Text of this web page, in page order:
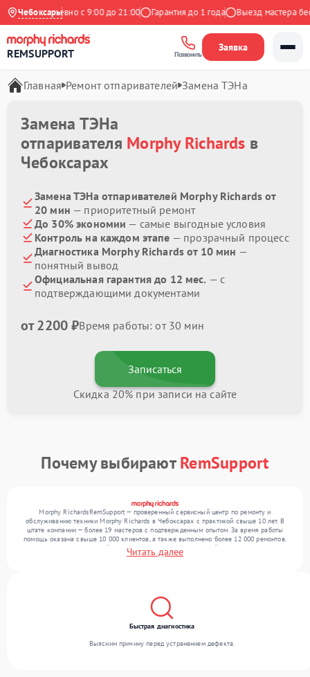
Чебоксары
Ежедневно с 9:00 до 21:00 Гарантия до 1 года Выезд мастера
REMSUPPORT Позвонить
Заявка
Главная Ремонт отпаривателей Замена ТЭНа
Замена ТЭНа
отпаривателя Morphy Richards в
Чебоксарах
Замена ТЭНа отпаривателей Morphy Richards от
20 мин — приоритетный ремонт
До 30% экономии — самые выгодные условия
Контроль на каждом этапе — прозрачный процесс
Диагностика Morphy Richards от 10 мин —
понятный вывод
Официальная гарантия до 12 мес. — с
подтверждающими документами
от 2200 ₽Время работы: от 30 мин
Записаться
Скидка 20% при записи на сайте
Почему выбираютRemSupport
Morphy RichardsRemSupport — проверенный сервисный центр по ремонту и
обслуживанию техники Morphy Richards в Чебоксарах с практикой свыше 10 лет. В
штате компании — более 19 мастеров с подтвержденным опытом. За время работы
помощь оказана свыше 10 000 клиентов, а также выполнено более 12 000 ремонтов.
Ежемесячно в сервисный центр поступает более 300 устройств, включая , , . Мы
работаем с широким спектром неисправностей и поддерживаем высокий стандарт
Читать далее
Быстрая диагностика
Выясним причину перед устранением дефекта.